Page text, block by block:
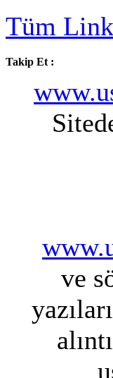
Tüm
Takip Et :
ve